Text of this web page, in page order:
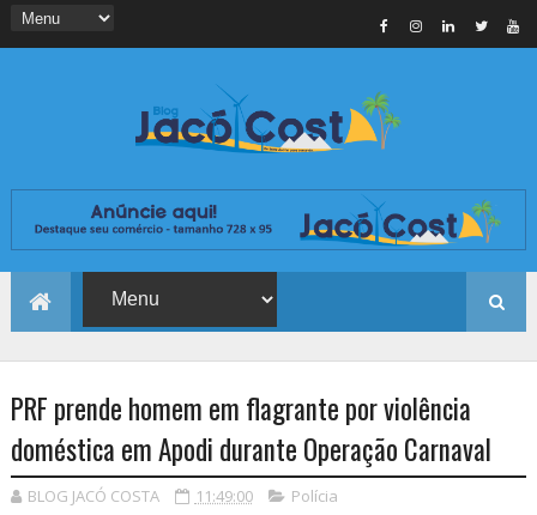
PRF prende homem em flagrante por violência
doméstica em Apodi durante Operação Carnaval
BLOG JACÓ COSTA 11:49:00 Polícia